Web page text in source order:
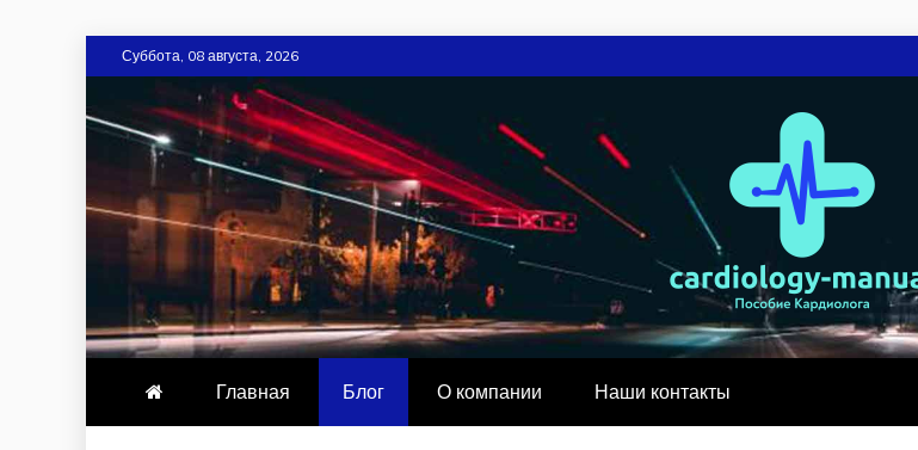
to
content
Суббота, 08 августа, 2026
CARDIOLOGY-
Главная Блог О компании Наши контакты